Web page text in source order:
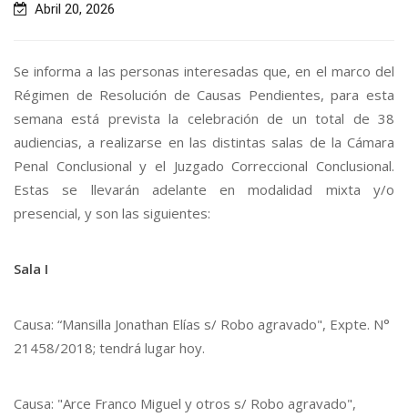
Abril 20, 2026
Se informa a las personas interesadas que, en el marco del
Régimen de Resolución de Causas Pendientes, para esta
semana está prevista la celebración de un total de 38
audiencias, a realizarse en las distintas salas de la Cámara
Penal Conclusional y el Juzgado Correccional Conclusional.
Estas se llevarán adelante en modalidad mixta y/o
presencial, y son las siguientes:
Sala I
Causa: “Mansilla Jonathan Elías s/ Robo agravado", Expte. N°
21458/2018; tendrá lugar hoy.
Causa: "Arce Franco Miguel y otros s/ Robo agravado",